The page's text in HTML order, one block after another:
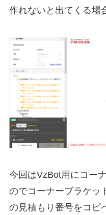
作れないと出てくる場
今回はVzBot用にコー
のでコーナーブラケッ
の見積もり番号をコピ